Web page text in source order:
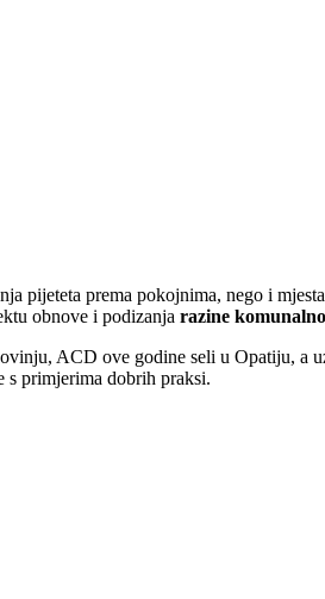
pijeteta prema pokojnima, nego i
obnove i podizanja razine
ACD ove godine seli u Opatiju, a
s primjerima dobrih praksi.